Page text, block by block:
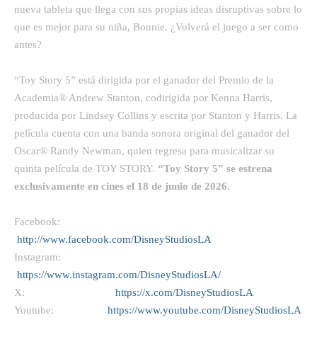
nueva tableta que llega con sus propias ideas disruptivas sobre lo
que es mejor para su niña, Bonnie. ¿Volverá el juego a ser como
antes?
“Toy Story 5” está dirigida por el ganador del Premio de la
Academia® Andrew Stanton, codirigida por Kenna Harris,
producida por Lindsey Collins y escrita por Stanton y Harris. La
película cuenta con una banda sonora original del ganador del
Oscar® Randy Newman, quien regresa para musicalizar su
quinta película de TOY STORY. “Toy Story 5” se estrena
exclusivamente en cines el 18 de junio de 2026.
Facebook:
http://www.facebook.com/DisneyStudiosLA
Instagram:
https://www.instagram.com/DisneyStudiosLA/
X: https://x.com/DisneyStudiosLA
Youtube: https://www.youtube.com/DisneyStudiosLA